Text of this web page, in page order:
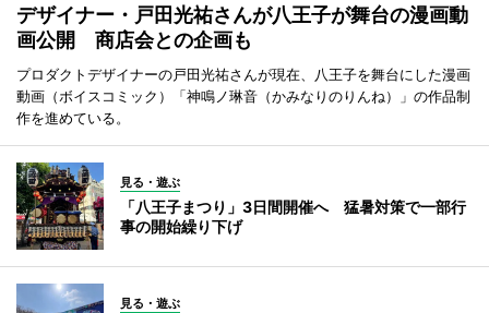
デザイナー・戸田光祐さんが八王子が舞台の漫画動
画公開 商店会との企画も
プロダクトデザイナーの戸田光祐さんが現在、八王子を舞台にした漫画
動画（ボイスコミック）「神鳴ノ琳音（かみなりのりんね）」の作品制
作を進めている。
見る・遊ぶ
「八王子まつり」3日間開催へ 猛暑対策で一部行
事の開始繰り下げ
見る・遊ぶ